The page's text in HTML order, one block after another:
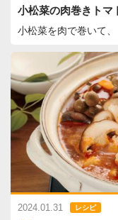
小松菜の肉巻きトマ
小松菜を肉で巻いて
2024.01.31 レシピ